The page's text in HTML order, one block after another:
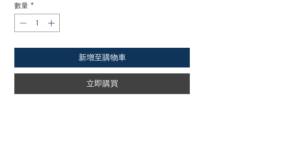
數量 *
新增至購物車
立即購買